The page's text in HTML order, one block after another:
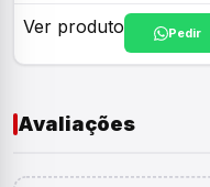
Ver produto Pedir
Avaliações